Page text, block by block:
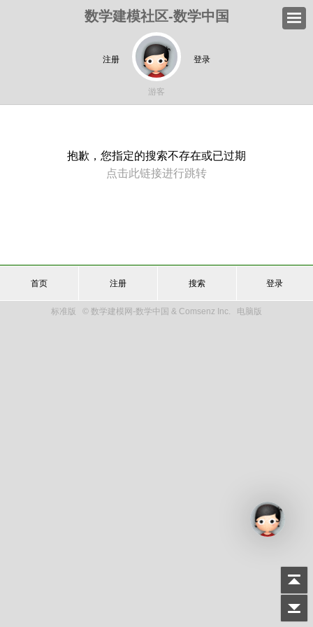
数学建模社区-数学中国
注册 登录
游客
抱歉，您指定的搜索不存在或已过期
点击此链接进行跳转
首页 注册 搜索 登录
标准版 © 数学建模网-数学中国 & Comsenz Inc. 电脑版